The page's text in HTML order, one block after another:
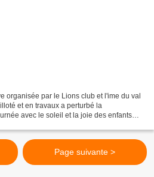
organisée par le Lions club et l'ime du val
et en travaux a perturbé la
avec le soleil et la joie des enfants
Page suivante >